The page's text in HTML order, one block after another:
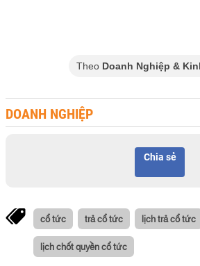
Theo Doanh Nghiệp &
DOANH NGHIỆP
Chia sẻ
cổ tức trả cổ tức lịch trả cổ tức
lịch chốt quyền cổ tức